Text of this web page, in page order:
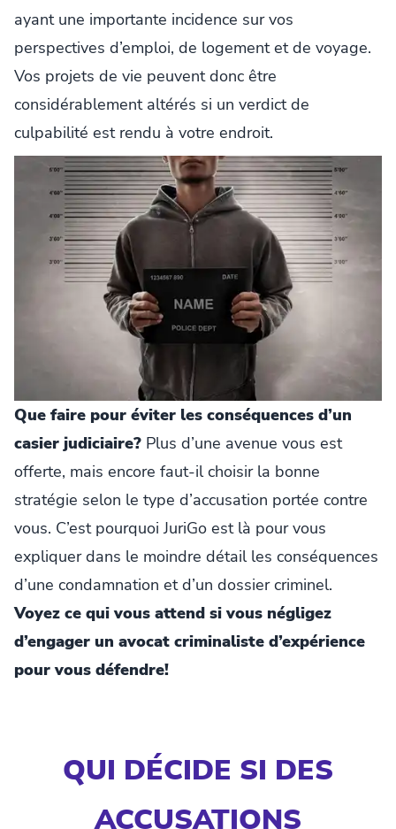
ayant une importante incidence sur vos
perspectives d’emploi, de logement et de voyage.
Vos projets de vie peuvent donc être
considérablement altérés si un verdict de
culpabilité est rendu à votre endroit.
Que faire pour éviter les conséquences d’un
casier judiciaire? Plus d’une avenue vous est
offerte, mais encore faut-il choisir la bonne
stratégie selon le type d’accusation portée contre
vous. C’est pourquoi JuriGo est là pour vous
expliquer dans le moindre détail les conséquences
d’une condamnation et d’un dossier criminel.
Voyez ce qui vous attend si vous négligez
d’engager un avocat criminaliste d’expérience
pour vous défendre!
QUI DÉCIDE SI DES
ACCUSATIONS